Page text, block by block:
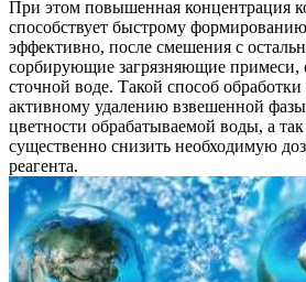
При этом повышенная концентрация
способствует быстрому
эффективно, после смешения с
сорбирующие загрязняющие примеси,
сточной воде. Такой способ обработки
активному удалению взвешенной
цветности обрабатываемой воды, а
существенно снизить необходимую
реагента.